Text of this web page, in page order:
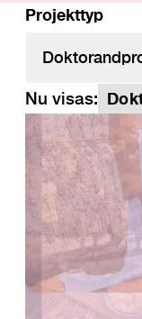
Projekttyp
Nu visas: